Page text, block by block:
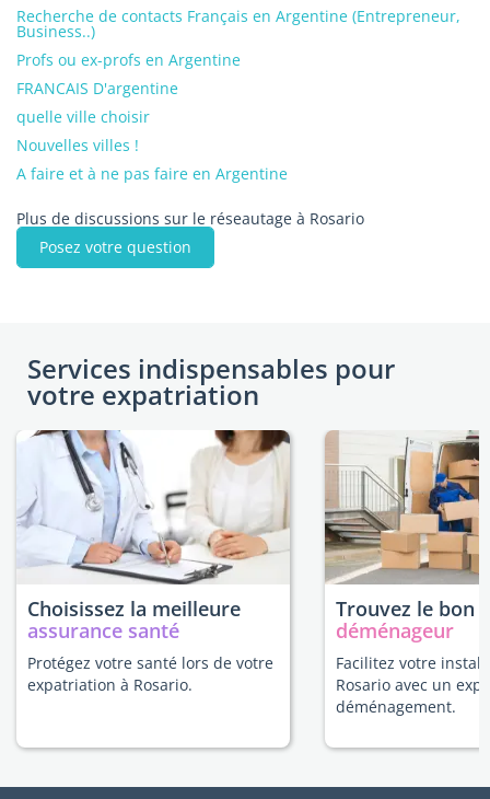
Recherche de contacts Français en Argentine (Entrepreneur,
Business..)
Profs ou ex-profs en Argentine
FRANCAIS D'argentine
quelle ville choisir
Nouvelles villes !
A faire et à ne pas faire en Argentine
Plus de discussions sur le réseautage à Rosario
Posez votre question
Services indispensables pour
votre expatriation
Choisissez la meilleure
assurance santé
Protégez votre santé lors de votre
expatriation à Rosario.
Trouvez le bon
déménageur
Facilitez votre
Rosario avec un
déménagement.